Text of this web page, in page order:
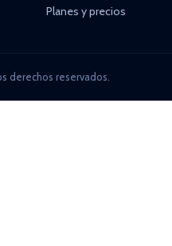
Planes y precios
derechos reservados.